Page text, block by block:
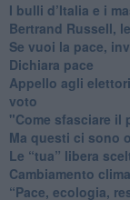
​I bulli d’Italia e i
​Bertrand Russell,
​Se vuoi la pace,
​Dichiara pace
​Appello agli
voto
"Come sfasciare il
​Ma questi ci sono
​Le “tua” libera
Cambiamento
“Pace, ecologia,